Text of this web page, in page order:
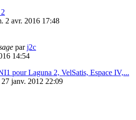
2 avr. 2016 17:48
parj2c
14:54
pour Laguna 2, VelSatis, Espace IV,...
janv. 2012 22:09